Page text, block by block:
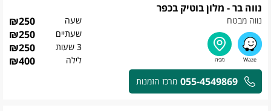
נווה בר - מלון בוטיק בכפר
נווה מבטח שעה ₪250
שעתיים ₪250
3 שעות ₪250
לילה ₪400
055-4549869 מרכז הזמנות